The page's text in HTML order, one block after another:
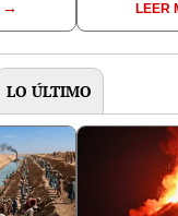
desde casa
más felices
LEER
LO ÚLTIMO